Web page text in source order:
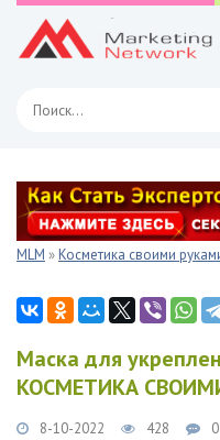
MLM »Косметика своими
Маска для
КОСМЕТИКА
8-10-2022 428 0